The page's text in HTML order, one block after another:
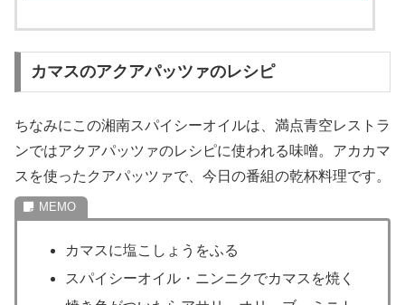
カマスのアクアパッツァのレシピ
ちなみにこの湘南スパイシーオイルは、満点青空レストラ
ンではアクアパッツァのレシピに使われる味噌。アカカマ
スを使ったクアパッツァで、今日の番組の乾杯料理です。
カマスに塩こしょうをふる
スパイシーオイル・ニンニクでカマスを焼く